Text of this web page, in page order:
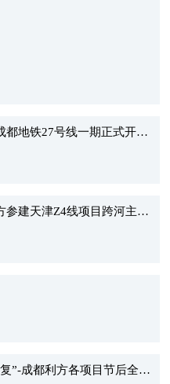
成都利方参建的成都地铁27号线一期正式开通运营
热烈祝贺成都利方参建天津Z4线项目跨河主桥首个边跨合龙段顺利完成浇筑
春光中，全力以“复”-成都利方各项目节后全面复工